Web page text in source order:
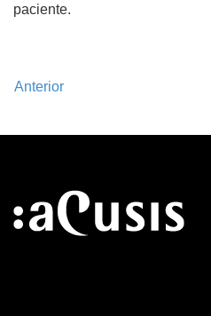
paciente.
Anterior